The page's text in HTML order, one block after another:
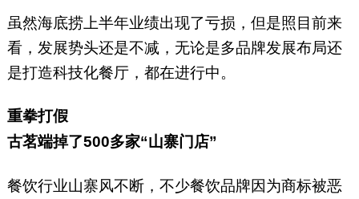
虽然海底捞上半年业绩出现了亏损，但是照目前来
看，发展势头还是不减，无论是多品牌发展布局还
是打造科技化餐厅，都在进行中。
重拳打假
古茗端掉了500多家“山寨门店”
餐饮行业山寨风不断，不少餐饮品牌因为商标被恶